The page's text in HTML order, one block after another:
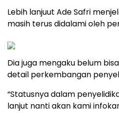
Lebih lanjuut Ade Safri
masih terus didalami oleh
Dia juga mengaku belum
detail perkembangan
“Statusnya dalam
lanjut nanti akan kami